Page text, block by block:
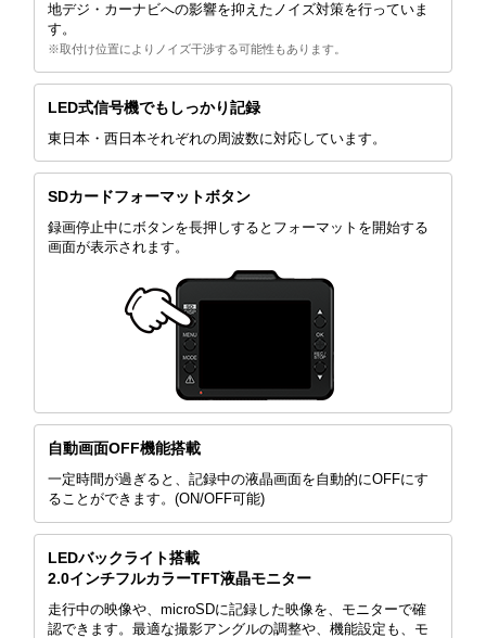
地デジ・カーナビへの影響を抑えたノイズ対策を行っていま
す。
※取付け位置によりノイズ干渉する可能性もあります。
LED式信号機でもしっかり記録
東日本・西日本それぞれの周波数に対応しています。
SDカードフォーマットボタン
録画停止中にボタンを長押しするとフォーマットを開始する
画面が表示されます。
自動画面OFF機能搭載
一定時間が過ぎると、記録中の液晶画面を自動的にOFFにす
ることができます。(ON/OFF可能)
LEDバックライト搭載
2.0インチフルカラーTFT液晶モニター
走行中の映像や、microSDに記録した映像を、モニターで確
認できます。最適な撮影アングルの調整や、機能設定も、モ